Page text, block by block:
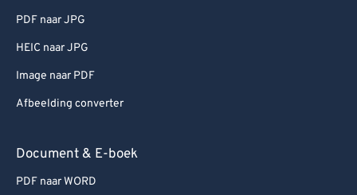
PDF naar JPG
HEIC naar JPG
Image naar PDF
Afbeelding converter
Document & E-boek
PDF naar WORD